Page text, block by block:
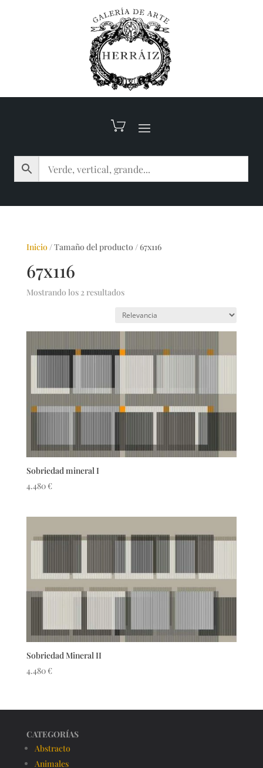
Inicio/Tamaño del producto /67x116
67x116
Mostrando los 2 resultados
Sobriedad mineral I
4.480 €
Sobriedad Mineral II
4.480 €
CATEGORÍAS
Abstracto
Animales